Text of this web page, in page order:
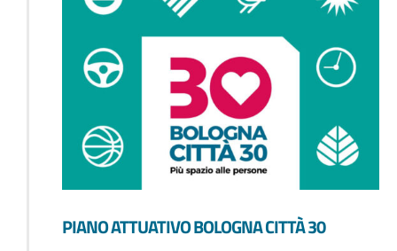
PIANO ATTUATIVO BOLOGNA CITTÀ 30